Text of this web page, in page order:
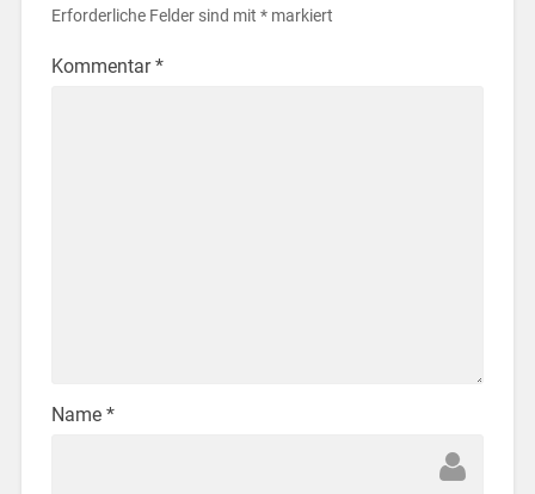
Erforderliche Felder sind mit *markiert
Kommentar*
Name *